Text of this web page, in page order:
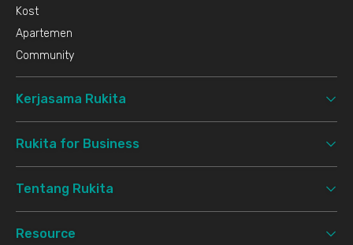
Kost
Apartemen
Community
Kerjasama Rukita
Rukita for Business
Tentang Rukita
Resource